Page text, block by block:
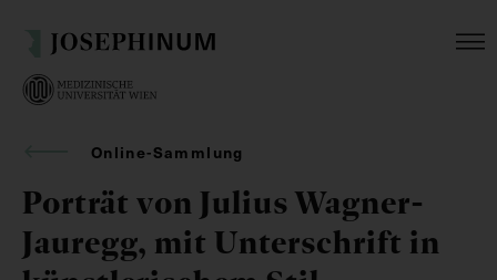
Online-Sammlung
Porträt von Julius Wagner-
Jauregg, mit Unterschrift in